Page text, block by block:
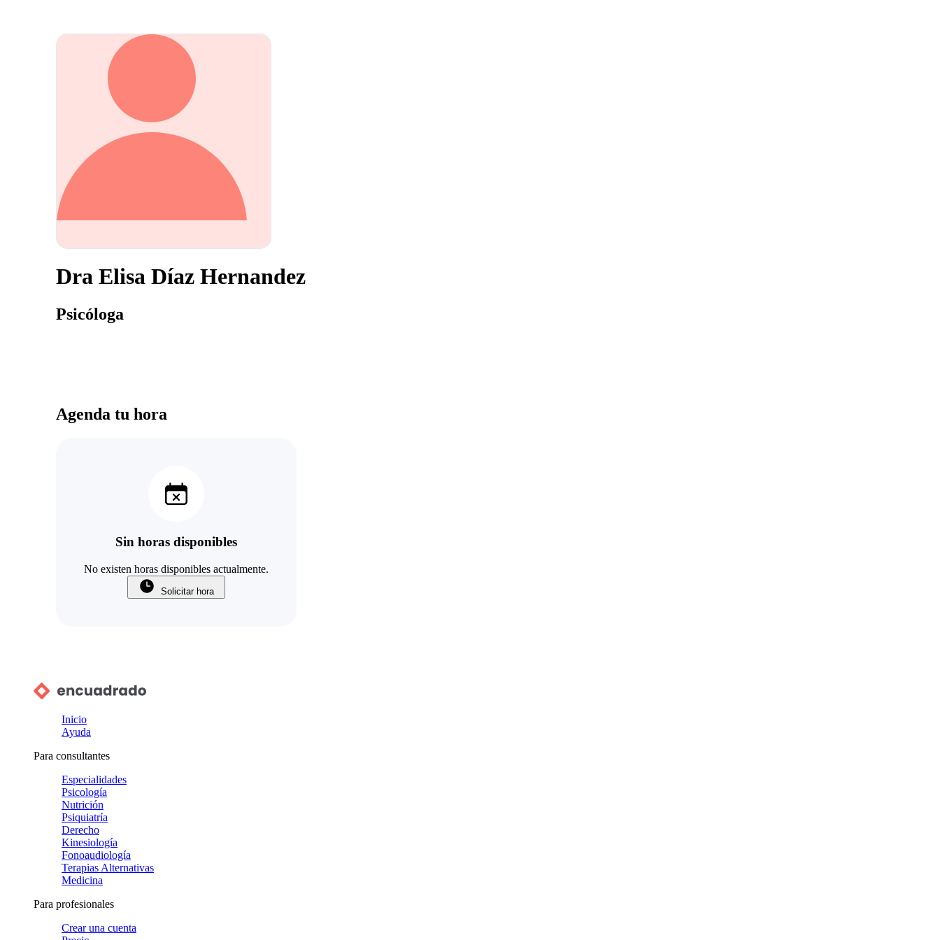
Dra Elisa Díaz Hernandez
Psicóloga
Agenda tu hora
Sin horas disponibles
No existen horas disponibles actualmente.
Solicitar hora
Inicio
Ayuda
Para consultantes
Especialidades
Psicología
Nutrición
Psiquiatría
Derecho
Kinesiología
Fonoaudiología
Terapias Alternativas
Medicina
Para profesionales
Crear una cuenta